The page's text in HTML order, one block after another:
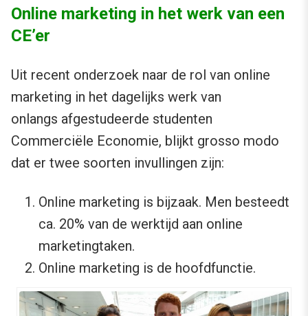
Online marketing in het werk van een
CE’er
Uit recent onderzoek naar de rol van online
marketing in het dagelijks werk van
onlangs afgestudeerde studenten
Commerciële Economie, blijkt grosso modo
dat er twee soorten invullingen zijn:
Online marketing is bijzaak. Men besteedt
ca. 20% van de werktijd aan online
marketingtaken.
Online marketing is de hoofdfunctie.